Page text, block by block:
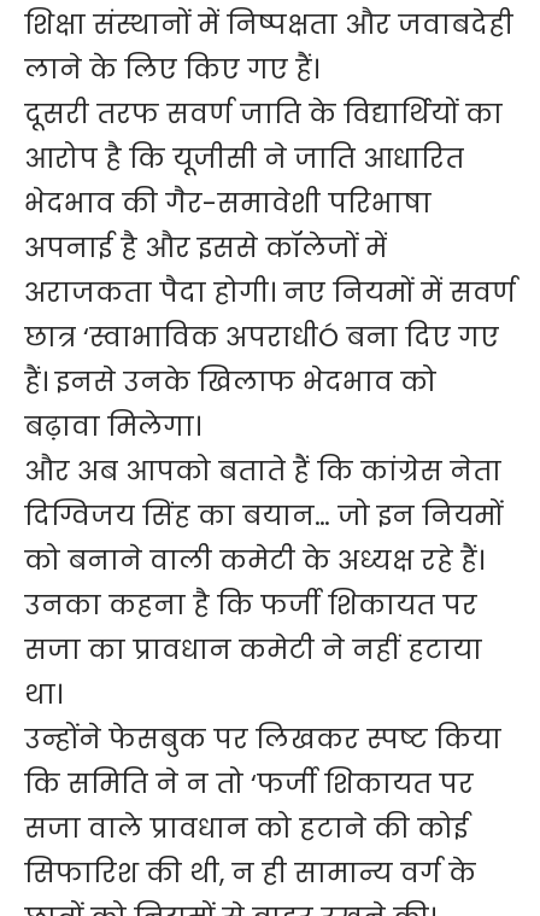
शिक्षा संस्थानों में निष्पक्षता और जवाबदेही
लाने के लिए किए गए हैं।
दूसरी तरफ सवर्ण जाति के विद्यार्थियों का
आरोप है कि यूजीसी ने जाति आधारित
भेदभाव की गैर-समावेशी परिभाषा
अपनाई है और इससे कॉलेजों में
अराजकता पैदा होगी। नए नियमों में सवर्ण
छात्र ‘स्वाभाविक अपराधीÓ बना दिए गए
हैं। इनसे उनके खिलाफ भेदभाव को
बढ़ावा मिलेगा।
और अब आपको बताते हैं कि कांग्रेस नेता
दिग्विजय सिंह का बयान… जो इन नियमों
को बनाने वाली कमेटी के अध्यक्ष रहे हैं।
उनका कहना है कि फर्जी शिकायत पर
सजा का प्रावधान कमेटी ने नहीं हटाया
था।
उन्होंने फेसबुक पर लिखकर स्पष्ट किया
कि समिति ने न तो ‘फर्जी शिकायत पर
सजा वाले प्रावधान को हटाने की कोई
सिफारिश की थी, न ही सामान्य वर्ग के